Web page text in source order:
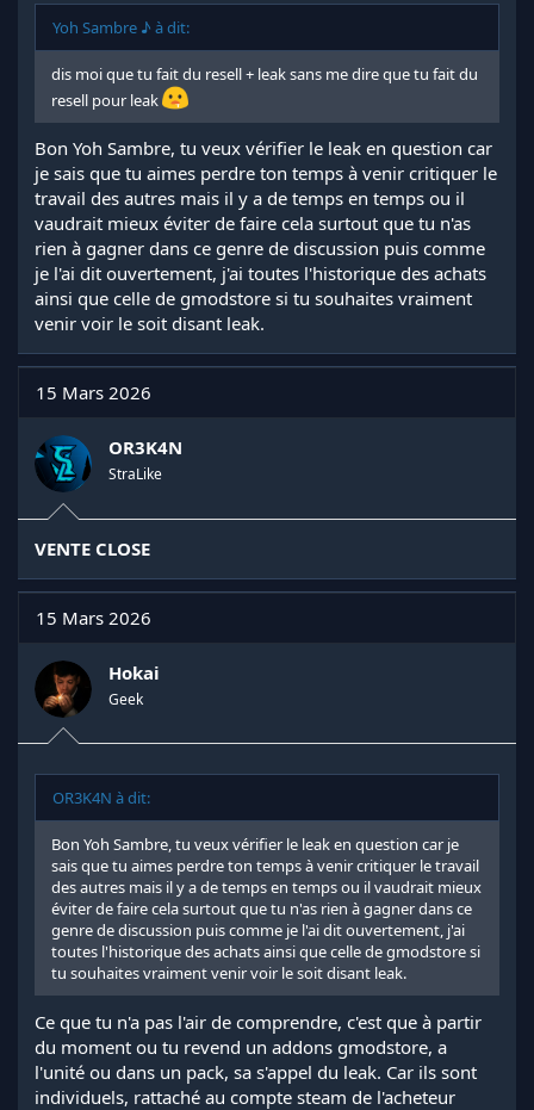
Yoh Sambre ♪ à dit:
dis moi que tu fait du resell + leak sans me dire que tu fait du
resell pour leak
Bon Yoh Sambre, tu veux vérifier le leak en question car
je sais que tu aimes perdre ton temps à venir critiquer le
travail des autres mais il y a de temps en temps ou il
vaudrait mieux éviter de faire cela surtout que tu n'as
rien à gagner dans ce genre de discussion puis comme
je l'ai dit ouvertement, j'ai toutes l'historique des achats
ainsi que celle de gmodstore si tu souhaites vraiment
venir voir le soit disant leak.
15 Mars 2026
OR3K4N
StraLike
VENTE CLOSE
15 Mars 2026
Hokai
Geek
OR3K4N à dit:
Bon Yoh Sambre, tu veux vérifier le leak en question car je
sais que tu aimes perdre ton temps à venir critiquer le travail
des autres mais il y a de temps en temps ou il vaudrait mieux
éviter de faire cela surtout que tu n'as rien à gagner dans ce
genre de discussion puis comme je l'ai dit ouvertement, j'ai
toutes l'historique des achats ainsi que celle de gmodstore si
tu souhaites vraiment venir voir le soit disant leak.
Ce que tu n'a pas l'air de comprendre, c'est que à partir
du moment ou tu revend un addons gmodstore, a
l'unité ou dans un pack, sa s'appel du leak. Car ils sont
individuels, rattaché au compte steam de l'acheteur